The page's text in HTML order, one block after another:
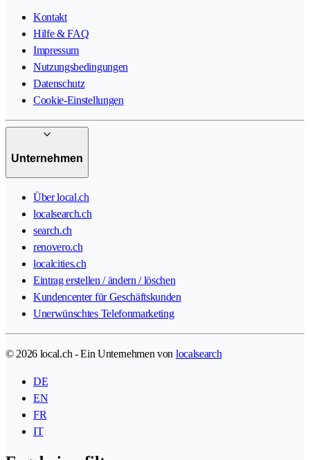
Kontakt
Hilfe & FAQ
Impressum
Nutzungsbedingungen
Datenschutz
Cookie-Einstellungen
Unternehmen
Über local.ch
localsearch.ch
search.ch
renovero.ch
localcities.ch
Eintrag erstellen / ändern / löschen
Kundencenter für Geschäftskunden
Unerwünschtes Telefonmarketing
© 2026 local.ch - Ein Unternehmen von localsearch
DE
EN
FR
IT